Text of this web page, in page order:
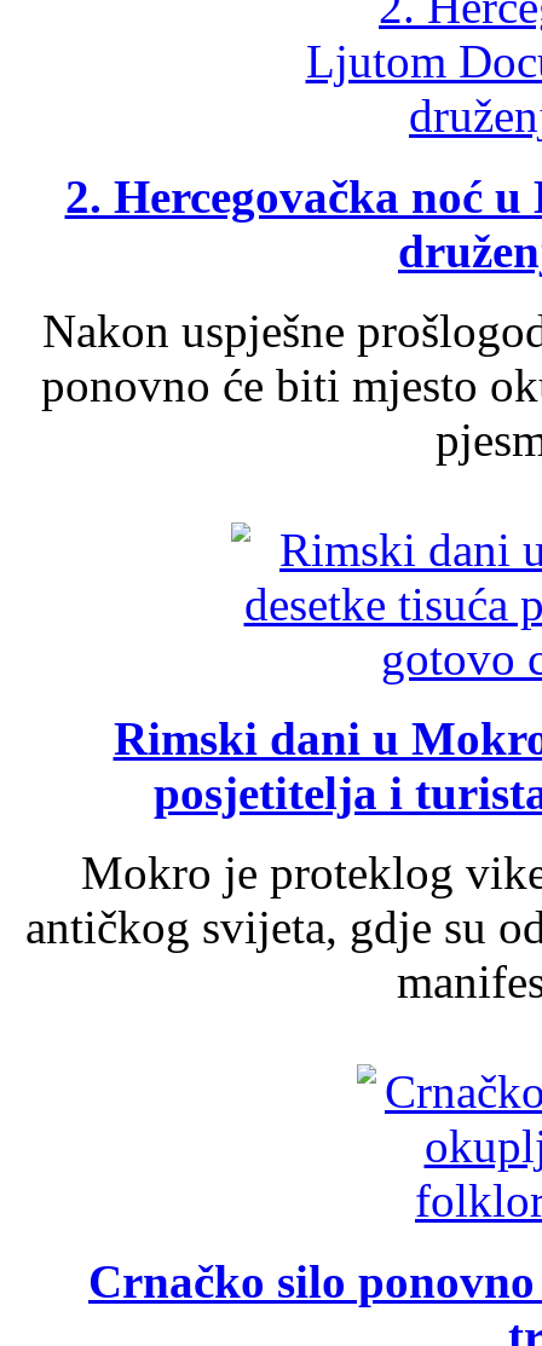
2. Hercegovačka noć
Nakon uspješne
ponovno će biti mjesto
Rimski dani u
posjetitelja i
Mokro je proteklog
antičkog svijeta, gdje su
Crnačko silo